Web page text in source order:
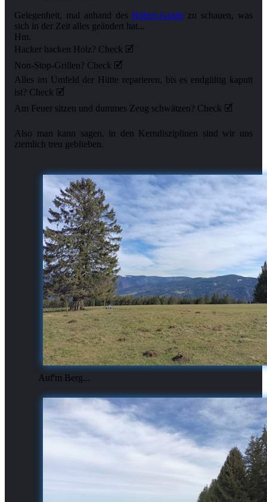
Gelegenheit, mal anhand desHütten-Guide zu schauen, was
sich in der Zeit alles geändert hat...
Hm.
Hacker hacken Holz? Check 🗹
Non-Stop-Grillen? Check 🗹
Alles im Umfeld der Hütte reparieren, bis es endgültig kaputt
ist? Check 🗹
Am Feuer sitzen und dummes Zeug schwätzen? Check 🗹
Also man kann sagen, in den Kerndisziplinen sind wir uns
ziemlich treu geblieben.
Auf'm Berg...